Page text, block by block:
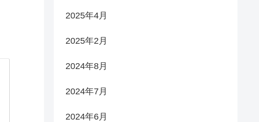
2025年4月
2025年2月
2024年8月
2024年7月
2024年6月